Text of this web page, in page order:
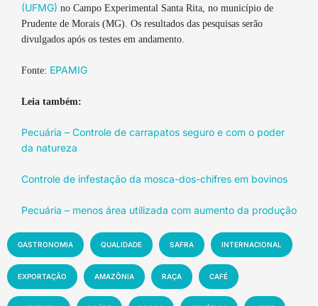
(UFMG) no Campo Experimental Santa Rita, no município de
Prudente de Morais (MG). Os resultados das pesquisas serão
divulgados após os testes em andamento.
Fonte: EPAMIG
Leia também:
Pecuária – Controle de carrapatos seguro e com o poder
da natureza
Controle de infestação da mosca-dos-chifres em bovinos
Pecuária – menos área utilizada com aumento da produção
GASTRONOMIA QUALIDADE SAFRA INTERNACIONAL
EXPORTAÇÃO AMAZÔNIA RAÇA CAFÉ